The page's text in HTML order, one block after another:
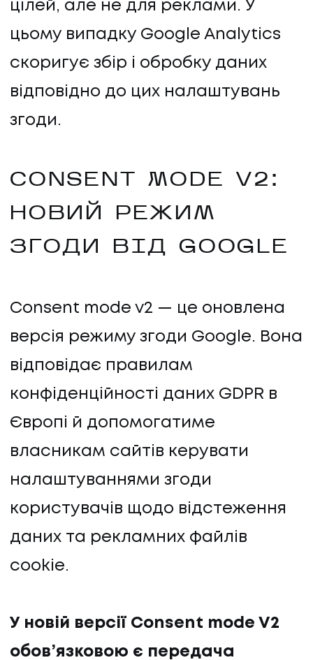
цілей, але не для реклами. У
цьому випадку Google Analytics
скоригує збір і обробку даних
відповідно до цих налаштувань
згоди.
CONSENT MODE V2:
НОВИЙ РЕЖИМ
ЗГОДИ ВІД GOOGLE
Consent mode v2 — це оновлена
версія режиму згоди Google. Вона
відповідає правилам
конфіденційності даних GDPR в
Європі й допомогатиме
власникам сайтів керувати
налаштуваннями згоди
користувачів щодо відстеження
даних та рекламних файлів
cookie.
У новій версії Consent mode V2
обов’язковою є передача